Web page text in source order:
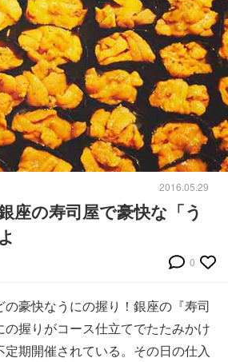
2016.05.29
座の寿司屋で豪快な「う
0
豪快なうにの握り！銀座の『寿司
の握りがコース仕立てでたたみかけ
期開催されている。その日の仕入